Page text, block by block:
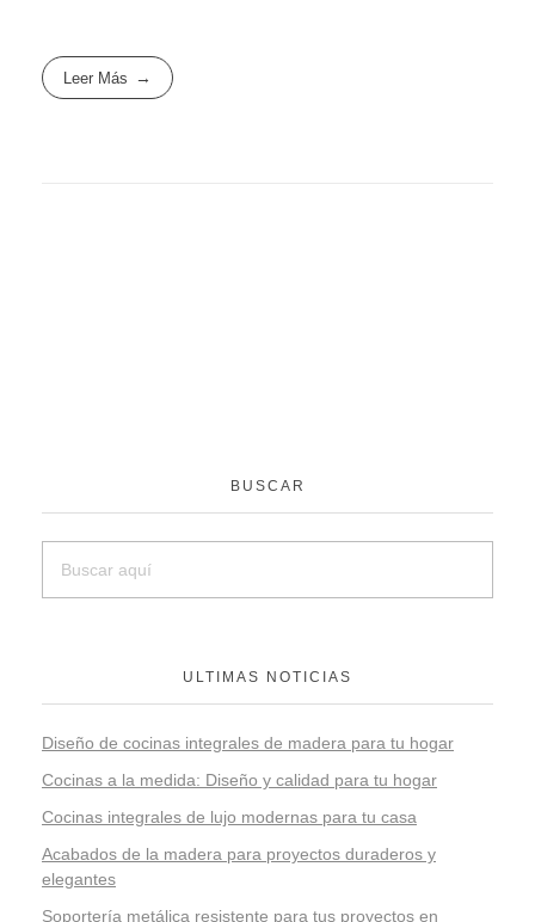
Leer Más
BUSCAR
ULTIMAS NOTICIAS
Diseño de cocinas integrales de madera para tu hogar
Cocinas a la medida: Diseño y calidad para tu hogar
Cocinas integrales de lujo modernas para tu casa
Acabados de la madera para proyectos duraderos y
elegantes
Soportería metálica resistente para tus proyectos en